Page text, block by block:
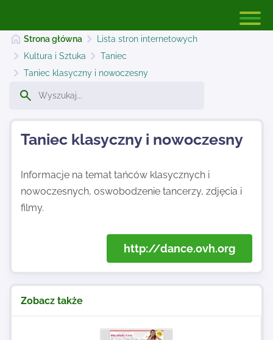
Strona główna
Dodaj stronę
Najnowsze
Kontakt
Strona główna
Lista stron internetowych
Kultura i Sztuka
Taniec
Taniec klasyczny i nowoczesny
Taniec klasyczny i nowoczesny
Informacje na temat tańców klasycznych i
nowoczesnych, oswobodzenie tancerzy, zdjęcia i
filmy.
http://dance.ovh.org
Zobacz także